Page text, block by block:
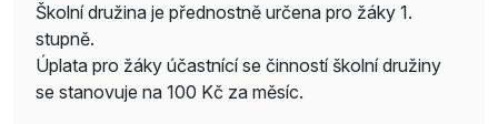
Školní družina je přednostně určena pro žáky 1.
stupně.
Úplata pro žáky účastnící se činností školní družiny
se stanovuje na 100 Kč za měsíc.